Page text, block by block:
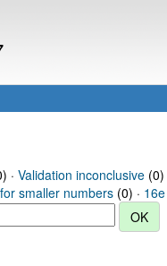
· Validation inconclusive(0)
smaller numbers (0) ·